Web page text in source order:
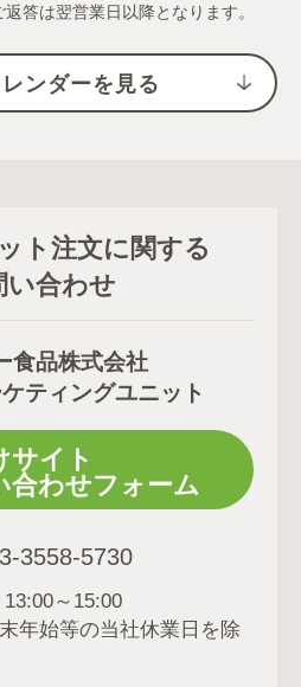
答は翌営業日以降となります。
ンダーを見る
ト注文に関する
い合わせ
食品株式会社
ティングユニット
サイト
合わせフォーム
3558-5730
～15:00
年始等の当社休業日を除